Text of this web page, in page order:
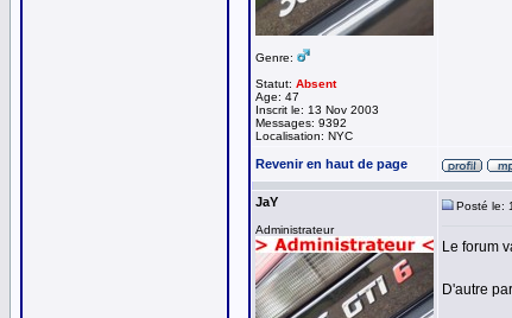
Genre:
Statut: Absent
Age: 47
Inscrit le: 13 Nov 2003
Messages: 9392
Localisation: NYC
Revenir en haut de page
JaY
Administrateur
Posté le:
Le forum
D'autre